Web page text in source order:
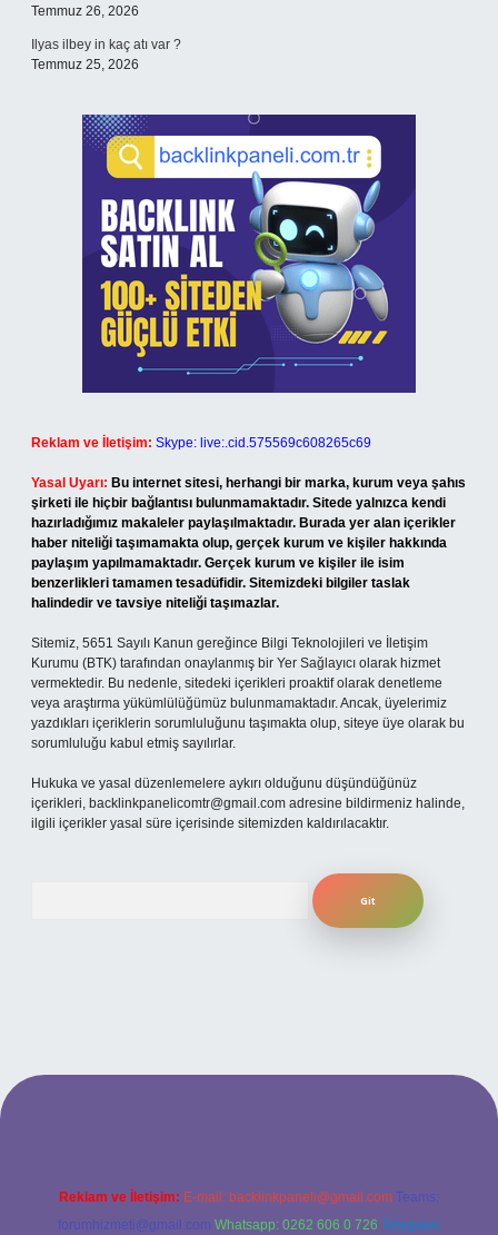
Temmuz 26, 2026
Ilyas ilbey in kaç atı var ?
Temmuz 25, 2026
Reklam ve İletişim: Skype: live:.cid.575569c608265c69
Yasal Uyarı: Bu internet sitesi, herhangi bir marka, kurum veya şahıs
şirketi ile hiçbir bağlantısı bulunmamaktadır. Sitede yalnızca kendi
hazırladığımız makaleler paylaşılmaktadır. Burada yer alan içerikler
haber niteliği taşımamakta olup, gerçek kurum ve kişiler hakkında
paylaşım yapılmamaktadır. Gerçek kurum ve kişiler ile isim
benzerlikleri tamamen tesadüfidir. Sitemizdeki bilgiler taslak
halindedir ve tavsiye niteliği taşımazlar.
Sitemiz, 5651 Sayılı Kanun gereğince Bilgi Teknolojileri ve İletişim
Kurumu (BTK) tarafından onaylanmış bir Yer Sağlayıcı olarak hizmet
vermektedir. Bu nedenle, sitedeki içerikleri proaktif olarak denetleme
veya araştırma yükümlülüğümüz bulunmamaktadır. Ancak, üyelerimiz
yazdıkları içeriklerin sorumluluğunu taşımakta olup, siteye üye olarak bu
sorumluluğu kabul etmiş sayılırlar.
Hukuka ve yasal düzenlemelere aykırı olduğunu düşündüğünüz
içerikleri, backlinkpanelicomtr@gmail.com adresine bildirmeniz halinde,
ilgili içerikler yasal süre içerisinde sitemizden kaldırılacaktır.
betexper bahis
Reklam ve İletişim: E-mail: backlinkpaneli@gmail.com Teams:
forumhizmeti@gmail.com Whatsapp: 0262 606 0 726 Telegram: